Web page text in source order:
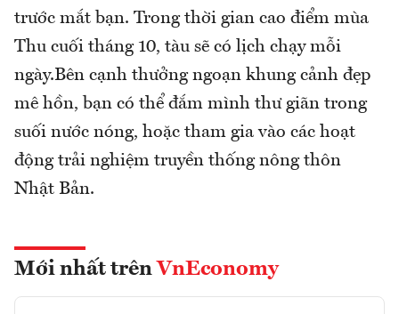
trước mắt bạn. Trong thời gian cao điểm mùa
Thu cuối tháng 10, tàu sẽ có lịch chạy mỗi
ngày.Bên cạnh thưởng ngoạn khung cảnh đẹp
mê hồn, bạn có thể đắm mình thư giãn trong
suối nước nóng, hoặc tham gia vào các hoạt
động trải nghiệm truyền thống nông thôn
Nhật Bản.
Mới nhất trên VnEconomy